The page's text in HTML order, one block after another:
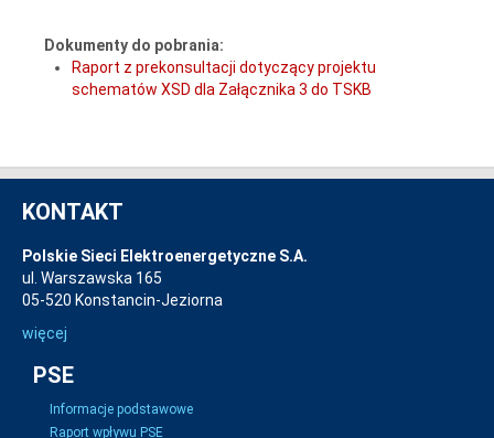
Dokumenty do pobrania:
Raport z prekonsultacji dotyczący projektu
schematów XSD dla Załącznika 3 do TSKB
KONTAKT
Polskie Sieci Elektroenergetyczne S.A.
ul. Warszawska 165
05-520 Konstancin-Jeziorna
więcej
PSE
Informacje podstawowe
Raport wpływu PSE